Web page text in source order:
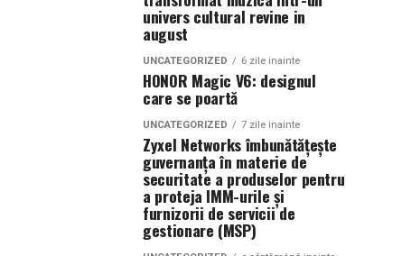
univers cultural revine in
august
UNCATEGORIZED 6 zile inainte
HONOR Magic V6: designul
care se poartă
UNCATEGORIZED 7 zile inainte
Zyxel Networks îmbunătățește
guvernanța în materie de
securitate a produselor pentru
a proteja IMM-urile și
furnizorii de servicii de
gestionare (MSP)